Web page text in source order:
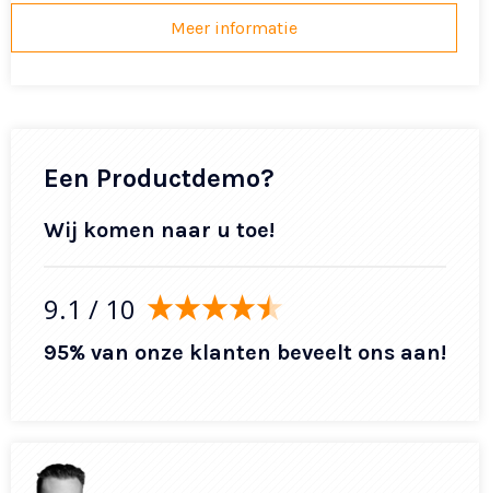
Meer informatie
Een Productdemo?
Wij komen naar u toe!
9.1 / 10
95% van onze klanten beveelt ons aan!